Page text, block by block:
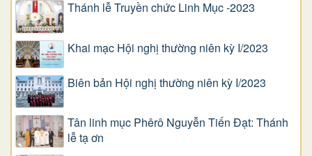
Thánh lễ Truyền chức Linh Mục -2023
Khai mạc Hội nghị thường niên kỳ I/2023
Biên bản Hội nghị thường niên kỳ I/2023
Tân linh mục Phêrô Nguyễn Tiến Đạt: Thánh
lễ tạ ơn